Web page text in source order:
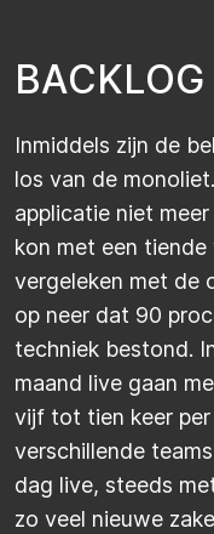
BACKLOG
Inmiddels zijn de
los van de
applicatie niet
kon met een
vergeleken met de
op neer dat 90
techniek bestond.
maand live gaan
vijf tot tien keer per
verschillende
dag live, steeds
zo veel nieuwe